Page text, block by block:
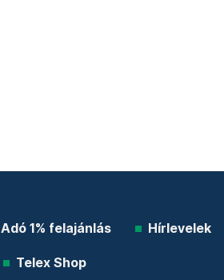
Adó 1% felajánlás Hírlevelek
Telex Shop